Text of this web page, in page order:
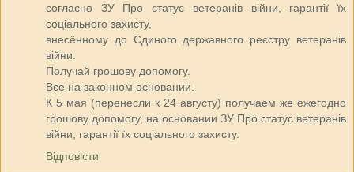
согласно ЗУ Про статус ветеранів війни, гарантії їх
соціального захисту,
внесённому до Єдиного державного реєстру ветеранів
війни.
Получай грошову допомогу.
Все на законном основании.
К 5 мая (перенесли к 24 августу) получаем же ежегодно
грошову допомогу, на основании ЗУ Про статус ветеранів
війни, гарантії їх соціального захисту.
Відповісти